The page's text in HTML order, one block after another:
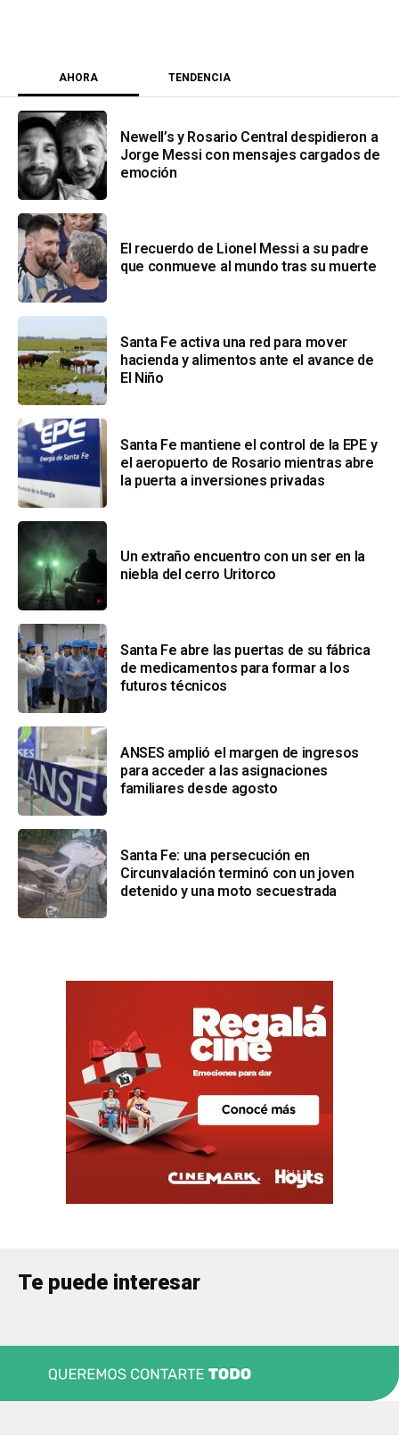
AHORA TENDENCIA
Newell’s y Rosario Central despidieron a
Jorge Messi con mensajes cargados de
emoción
El recuerdo de Lionel Messi a su padre
que conmueve al mundo tras su muerte
Santa Fe activa una red para mover
hacienda y alimentos ante el avance de
El Niño
Santa Fe mantiene el control de la EPE y
el aeropuerto de Rosario mientras abre
la puerta a inversiones privadas
Un extraño encuentro con un ser en la
niebla del cerro Uritorco
Santa Fe abre las puertas de su fábrica
de medicamentos para formar a los
futuros técnicos
ANSES amplió el margen de ingresos
para acceder a las asignaciones
familiares desde agosto
Santa Fe: una persecución en
Circunvalación terminó con un joven
detenido y una moto secuestrada
Te puede interesar